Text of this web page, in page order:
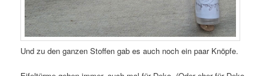
Und zu den ganzen Stoffen gab es auch noch ein paar Knöpfe.